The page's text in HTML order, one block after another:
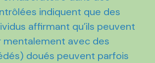
indiquent que des
affirmant qu’ils peuvent
mentalement avec des
doués peuvent parfois